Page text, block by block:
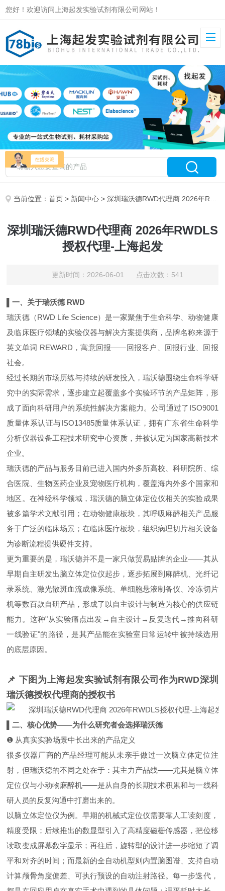
您好！欢迎访问上海起发实验试剂有限公司网站！
当前位置：首页 > 新闻中心 > 深圳瑞沃德RWD代理商 2026年RWDLS授权代理-上海起发
深圳瑞沃德RWD代理商 2026年RWDLS
授权代理-上海起发
更新时间：2026-06-01 点击次数：541
▌一、关于瑞沃德 RWD
瑞沃德（RWD Life Science）是一家聚焦于生命科学、动物健康
及临床医疗领域的实验仪器与解决方案提供商，品牌名称来源于
英文单词 REWARD，寓意回报——回报客户、回报行业、回报
社会。
经过长期的市场历练与持续的研发投入，瑞沃德围绕生命科学研
究中的实际需求，逐步建立起覆盖多个实验环节的产品矩阵，形
成了面向科研用户的系统性解决方案能力。公司通过了ISO9001
质量体系认证与ISO13485质量体系认证，拥有广东省生命科学
分析仪器设备工程技术研究中心资质，并被认定为国家高新技术
企业。
瑞沃德的产品与服务目前已进入国内外多所高校、科研院所、综
合医院、生物医药企业及宠物医疗机构，覆盖海内外多个国家和
地区。在神经科学领域，瑞沃德的脑立体定位仪相关的实验成果
被多篇学术文献引用；在动物健康板块，其呼吸麻醉相关产品服
务于广泛的临床场景；在临床医疗板块，组织病理切片相关设备
为诊断流程提供硬件支持。
更为重要的是，瑞沃德并不是一家只做贸易贴牌的企业——其从
早期自主研发出脑立体定位仪起步，逐步拓展到麻醉机、光纤记
录系统、激光散斑血流成像系统、单细胞悬液制备仪、冷冻切片
机等数百款自研产品，形成了以自主设计与制造为核心的供应链
能力。这种"从实验痛点出发→自主设计→反复迭代→推向科研
一线验证"的路径，是其产品能在实验室日常运转中被持续选用
的底层原因。
📌 下图为上海起发实验试剂有限公司作为RWD深圳
瑞沃德授权代理商的授权书
▌二、核心优势——为什么研究者会选择瑞沃德
❶ 从真实实验场景中长出来的产品定义
很多仪器厂商的产品经理可能从未亲手做过一次脑立体定位注
射，但瑞沃德的不同之处在于：其主力产品线——尤其是脑立体
定位仪与小动物麻醉机——是从自身的长期技术积累和与一线科
研人员的反复沟通中打磨出来的。
以脑立体定位仪为例。早期的机械式定位仪需要靠人工读刻度，
精度受限；后续推出的数显型引入了高精度磁栅传感器，把位移
读取变成屏幕数字显示；再往后，旋转型的设计进一步缩短了调
平和对齐的时间；而最新的全自动机型则内置脑图谱、支持自动
计算颅骨角度偏差、可执行预设的自动注射路径。每一步迭代，